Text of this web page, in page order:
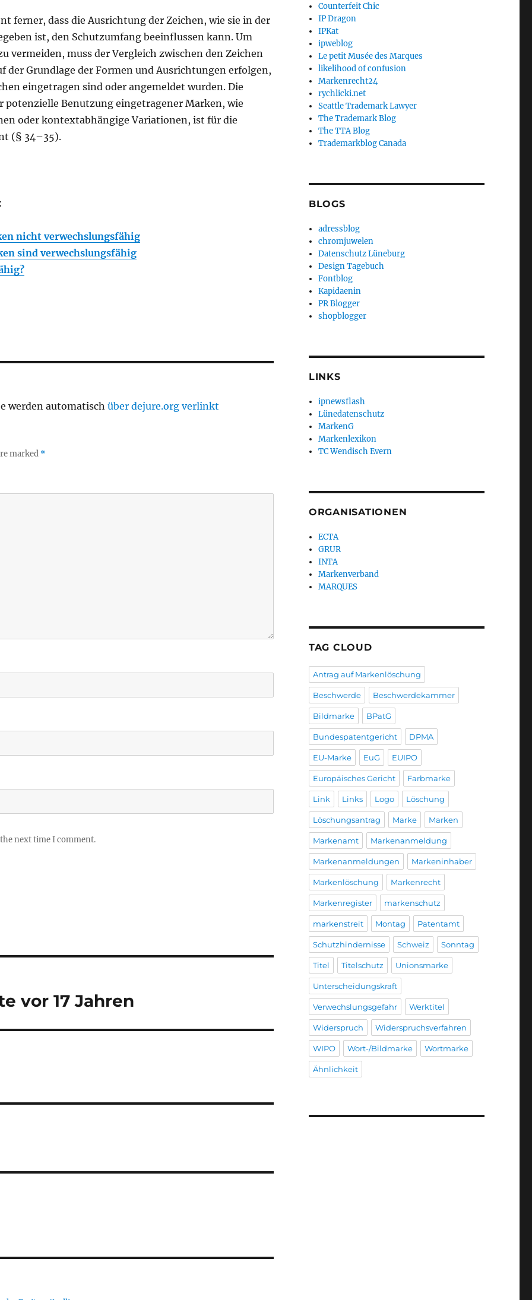
ferner, dass die Ausrichtung der Zeichen, wie sie in der
ist, den Schutzumfang beeinflussen kann. Um
vermeiden, muss der Vergleich zwischen den Zeichen
der Grundlage der Formen und Ausrichtungen erfolgen,
eingetragen sind oder angemeldet wurden. Die
potenzielle Benutzung eingetragener Marken, wie
oder kontextabhängige Variationen, ist für die
(§ 34–35).
nicht verwechslungsfähig
sind verwechslungsfähig
werden automatischüber dejure.org verlinkt
marked *
next time I comment.
vor 17 Jahren
Counterfeit Chic
IP Dragon
IPKat
ipweblog
Le petit Musée des Marques
likelihood of confusion
Markenrecht24
rychlicki.net
Seattle Trademark Lawyer
The Trademark Blog
The TTA Blog
Trademarkblog Canada
BLOGS
adressblog
chromjuwelen
Datenschutz Lüneburg
Design Tagebuch
Fontblog
Kapidaenin
PR Blogger
shopblogger
LINKS
ipnewsflash
Lünedatenschutz
MarkenG
Markenlexikon
TC Wendisch Evern
ORGANISATIONEN
ECTA
GRUR
INTA
Markenverband
MARQUES
TAG CLOUD
Antrag auf Markenlöschung
Beschwerde Beschwerdekammer
Bildmarke BPatG
Bundespatentgericht DPMA
EU-Marke EuG EUIPO
Europäisches Gericht Farbmarke
Link Links Logo Löschung
Löschungsantrag Marke Marken
Markenamt Markenanmeldung
Markenanmeldungen Markeninhaber
Markenlöschung Markenrecht
Markenregister markenschutz
markenstreit Montag Patentamt
Schutzhindernisse Schweiz Sonntag
Titel Titelschutz Unionsmarke
Unterscheidungskraft
Verwechslungsgefahr Werktitel
Widerspruch Widerspruchsverfahren
WIPO Wort-/Bildmarke Wortmarke
Ähnlichkeit